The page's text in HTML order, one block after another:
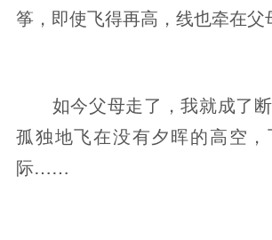
筝，即使飞得再高，线也牵在父
如今父母走了，我就成了
孤独地飞在没有夕晖的高空
际……